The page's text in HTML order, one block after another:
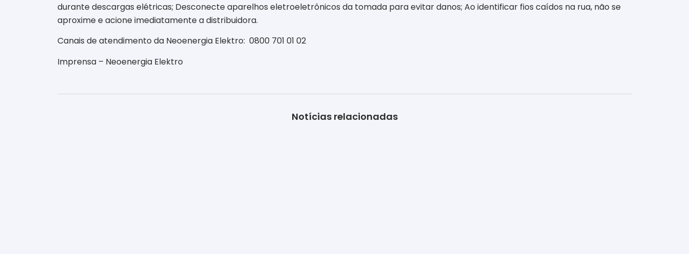
durante descargas elétricas; Desconecte aparelhos eletroeletrônicos da tomada para evitar danos; Ao identificar fios caídos na rua, não se
aproxime e acione imediatamente a distribuidora.
Canais de atendimento da Neoenergia Elektro: 0800 701 01 02
Imprensa – Neoenergia Elektro
Notícias relacionadas